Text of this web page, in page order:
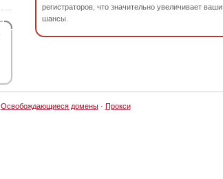
регистраторов, что значительно увеличивает ваши
шансы.
Освобождающиеся домены· Прокси